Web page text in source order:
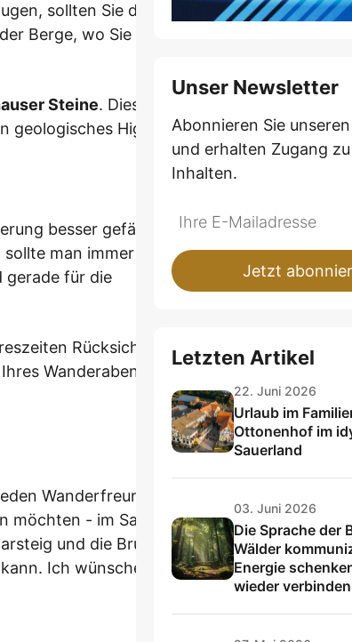
sollten Sie den
Berge, wo Sie einen
Steine. Diese vier
geologisches Highlight.
besser gefällt, im
man immer
gerade für die
Rücksicht
Wanderabenteuers
Wanderfreund. Ganz
möchten - im Sauerland
und die Bruchhauser
Ich wünsche Ihnen
Unser Newsletter
Abonnieren Sie
und erhalten Zugang
Inhalten.
Do
fill
this
*Ihre
Mailadresse:
Jetzt
Letzten Artikel
22. Juni 2026
Urlaub im
Ottonenhof im
Sauerland
03. Juni 2026
Die Sprache der
Wälder
Energie
wieder verbinden